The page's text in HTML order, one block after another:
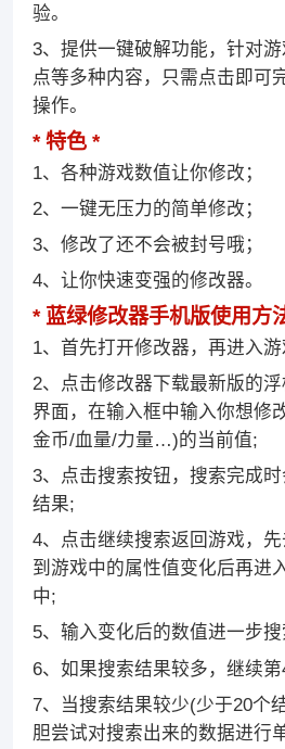
验。
3、提供一键破解功能，针对
点等多种内容，只需点击即可
操作。
特色
1、各种游戏数值让你修改；
2、一键无压力的简单修改；
3、修改了还不会被封号哦；
4、让你快速变强的修改器。
蓝绿修改器手机版使用方
1、首先打开修改器，再进入游
2、点击修改器下载最新版的
界面，在输入框中输入你想修
金币/血量/力量…)的当前值;
3、点击搜索按钮，搜索完成
结果;
4、点击继续搜索返回游戏，
到游戏中的属性值变化后再进
中;
5、输入变化后的数值进一步搜
6、如果搜索结果较多，继续第
7、当搜索结果较少(少于20个
胆尝试对搜索出来的数据进行